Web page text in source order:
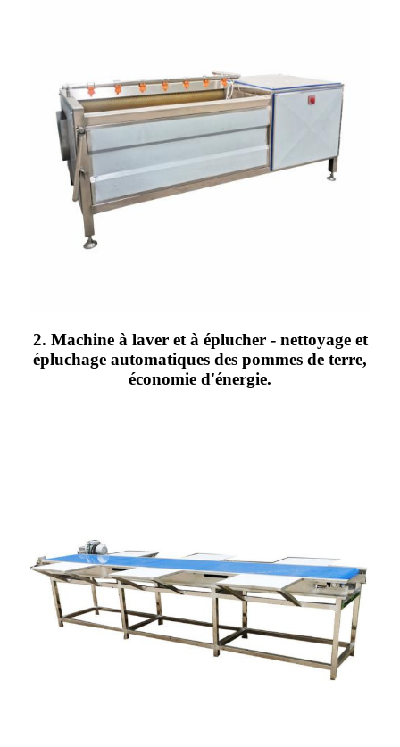
2. Machine à laver et à éplucher - nettoyage et
épluchage automatiques des pommes de terre,
économie d'énergie.